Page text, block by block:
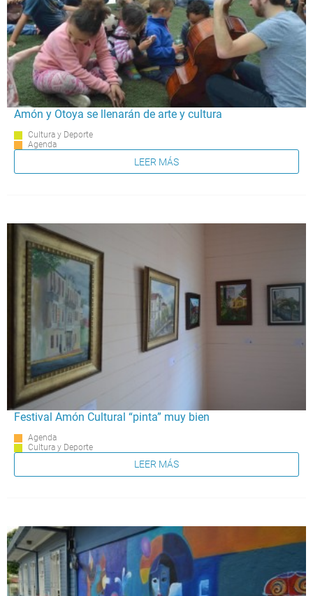
Amón y Otoya se llenarán de arte y cultura
Cultura y Deporte
Agenda
LEER MÁS
Festival Amón Cultural “pinta” muy bien
Agenda
Cultura y Deporte
LEER MÁS